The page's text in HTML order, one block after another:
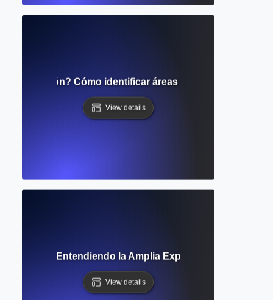
investigación? Cómo identificar áreas inexploradas para
View details
Alcance? Entendiendo la Amplia Exploración de Temas
View details